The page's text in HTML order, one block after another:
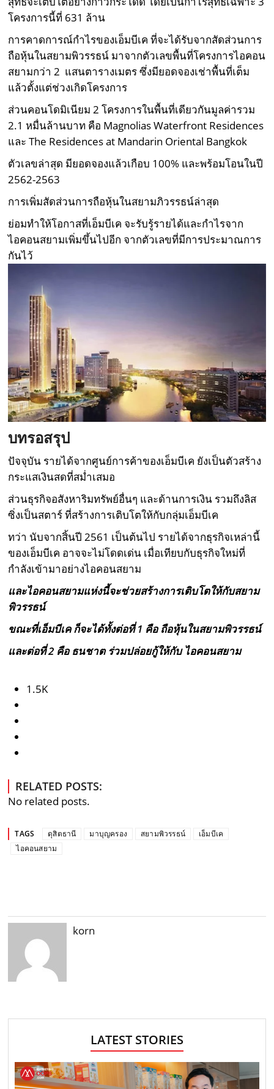
โครงการนี้ที่ 631 ล้าน
การคาดการณ์กำไรของเอ็มบีเค ที่จะได้รับจากสัดส่วนการ
ถือหุ้นในสยามพิวรรธน์ มาจากตัวเลขพื้นที่โครงการไอคอน
สยามกว่า 2 แสนตารางเมตร ซึ่งมียอดจองเช่าพื้นที่เต็ม
แล้วตั้งแต่ช่วงเกิดโครงการ
ส่วนคอนโดมิเนียม 2 โครงการในพื้นที่เดียวกันมูลค่ารวม
2.1 หมื่นล้านบาท คือ Magnolias Waterfront Residences
และ The Residences at Mandarin Oriental Bangkok
ตัวเลขล่าสุด มียอดจองแล้วเกือบ 100% และพร้อมโอนในปี
2562-2563
การเพิ่มสัดส่วนการถือหุ้นในสยามภิวรรธน์ล่าสุด
ย่อมทำให้โอกาสที่เอ็มบีเค จะรับรู้รายได้และกำไรจาก
ไอคอนสยามเพิ่มขึ้นไปอีก จากตัวเลขที่มีการประมาณการ
กันไว้
บทรอสรุป
ปัจจุบัน รายได้จากศูนย์การค้าของเอ็มบีเค ยังเป็นตัวสร้าง
กระแสเงินสดที่สม่ำเสมอ
ส่วนธุรกิจอสังหาริมทรัพย์อื่นๆ และด้านการเงิน รวมถึงลิส
ซิ่งเป็นสตาร์ ที่สร้างการเติบโตให้กับกลุ่มเอ็มบีเค
ทว่า นับจากสิ้นปี 2561 เป็นต้นไป รายได้จากธุรกิจเหล่านี้
ของเอ็มบีเค อาจจะไม่โดดเด่น เมื่อเทียบกับธุรกิจใหม่ที่
กำลังเข้ามาอย่างไอคอนสยาม
และไอคอนสยามแห่งนี้จะช่วยสร้างการเติบโตให้กับสยาม
พิวรรธน์
ขณะที่เอ็มบีเค ก็จะได้ทั้งต่อที่ 1 คือ ถือหุ้นในสยามพิวรรธน์
และต่อที่ 2 คือธนชาตร่วมปล่อยกู้ให้กับ ไอคอนสยาม
1.5K
RELATED POSTS:
No related posts.
TAGS ดุสิตธานี มาบุญครอง สยามพิวรรธน์
เอ็มบีเค
ไอคอนสยาม
korn
LATEST STORIES